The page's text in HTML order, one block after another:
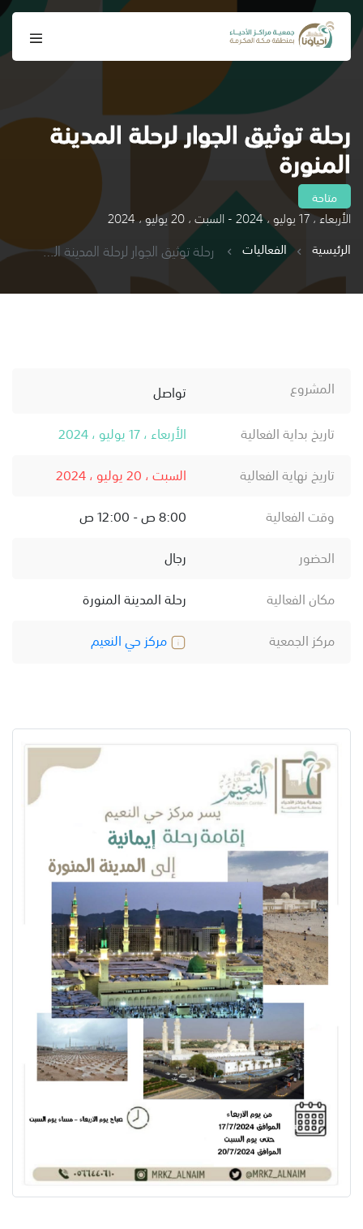
رحلة توثيق الجوار لرحلة المدينة
المنورة
متاحة
الأربعاء ، 17 يوليو ، 2024 - السبت ، 20 يوليو ، 2024
الرئيسية
الفعاليات رحلة توثيق الجوار لرحلة المدينة المنورة
المشروع
تواصل
تاريخ بداية الفعالية
الأربعاء ، 17 يوليو ، 2024
تاريخ نهاية الفعالية
السبت ، 20 يوليو ، 2024
وقت الفعالية
8:00 ص - 12:00 ص
الحضور
رجال
مكان الفعالية
رحلة المدينة المنورة
مركز الجمعية
مركز حي النعيم